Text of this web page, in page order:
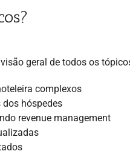
geral de todos os
complexos
dos hóspedes
revenue management